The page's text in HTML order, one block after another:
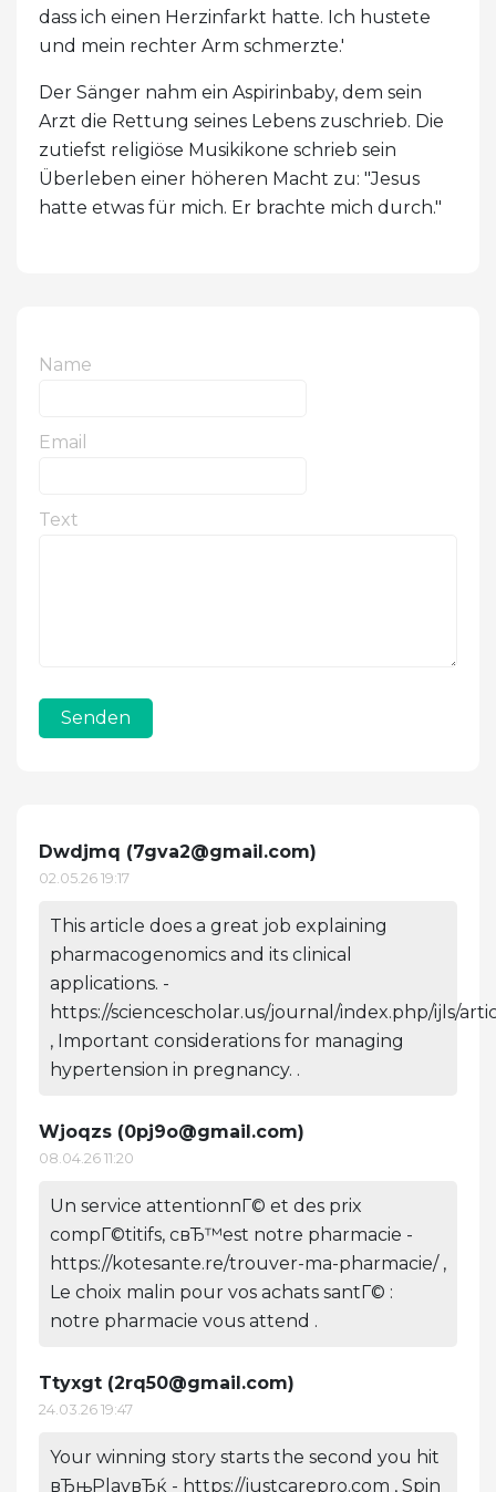
dass ich einen Herzinfarkt hatte. Ich hustete
und mein rechter Arm schmerzte.'
Der Sänger nahm ein Aspirinbaby, dem sein
Arzt die Rettung seines Lebens zuschrieb. Die
zutiefst religiöse Musikikone schrieb sein
Überleben einer höheren Macht zu: "Jesus
hatte etwas für mich. Er brachte mich durch."
Name
Email
Text
Senden
Dwdjmq (7gva2@gmail.com)
02.05.26 19:17
This article does a great job explaining
pharmacogenomics and its clinical
applications. -
https://sciencescholar.us/journal/index.php/ijls/
, Important considerations for managing
hypertension in pregnancy. .
Wjoqzs (0pj9o@gmail.com)
08.04.26 11:20
Un service attentionnГ© et des prix
compГ©titifs, cвЂ™est notre pharmacie -
https://kotesante.re/trouver-ma-pharmacie/ ,
Le choix malin pour vos achats santГ© :
notre pharmacie vous attend .
Ttyxgt (2rq50@gmail.com)
24.03.26 19:47
Your winning story starts the second you hit
вЂњPlayвЂќ - https://justcarepro.com , Spin